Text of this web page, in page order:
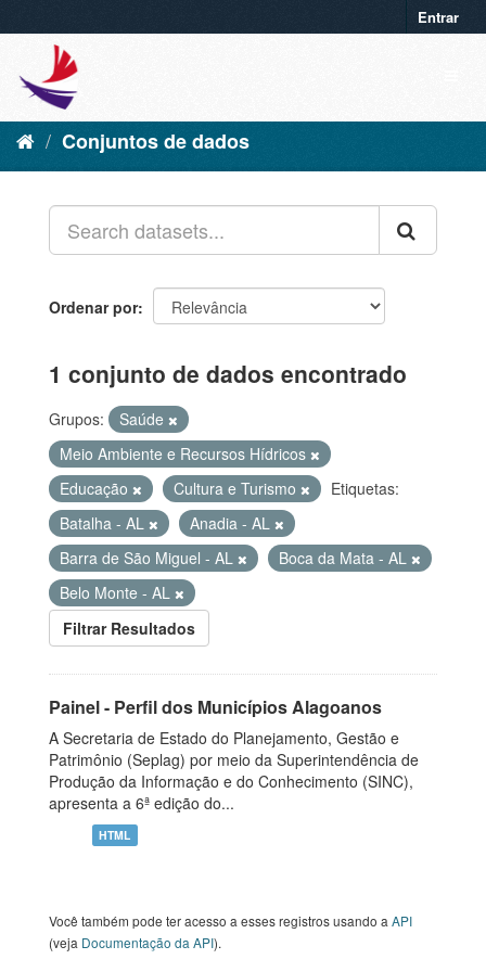
Entrar
Conjuntos de dados
Ordenar por
1 conjunto de dados encontrado
Grupos:
Saúde
Meio Ambiente e Recursos Hídricos
Educação
Cultura e Turismo
Etiquetas:
Batalha - AL
Anadia - AL
Barra de São Miguel - AL
Boca da Mata - AL
Belo Monte - AL
Filtrar Resultados
Painel - Perfil dos Municípios Alagoanos
A Secretaria de Estado do Planejamento, Gestão e
Patrimônio (Seplag) por meio da Superintendência de
Produção da Informação e do Conhecimento (SINC),
apresenta a 6ª edição do...
HTML
Você também pode ter acesso a esses registros usando a API
(veja Documentação da API).